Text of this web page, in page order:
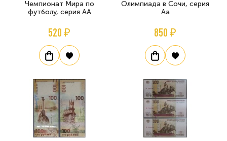
Чемпионат Мира по
футболу, серия АА
520 ₽
Олимпиада в Сочи, серия
Аа
850 ₽